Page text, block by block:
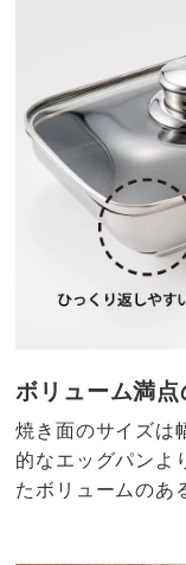
ボリューム満点
焼き面のサイズは
的なエッグパンよ
たボリュームのあ